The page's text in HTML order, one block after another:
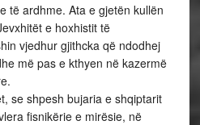
të ardhme. Ata e gjetën kullën
e hoxhistit të
vjedhur gjithcka që ndodhej
më pas e kthyen në kazermë
se shpesh bujaria e shqiptarit
fisnikërie e mirësie, në